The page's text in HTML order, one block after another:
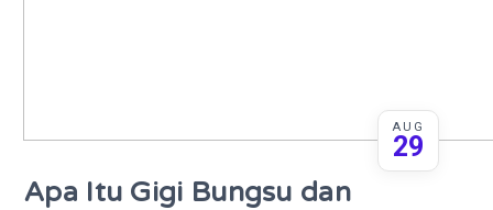
AUG
29
Apa Itu Gigi Bungsu dan